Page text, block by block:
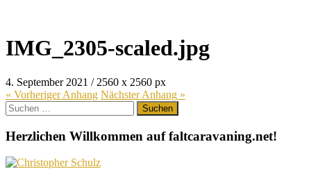
IMG_2305-scaled.jpg
4. September 2021 / 2560 x 2560 px
« VorherigerAnhang NächsterAnhang »
Suchen
nach:
Herzlichen Willkommen auf faltcaravaning.net!